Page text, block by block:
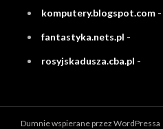
komputery.blogspot.com -
fantastyka.nets.pl -
rosyjskadusza.cba.pl -
Dumnie wspierane przez WordPressa